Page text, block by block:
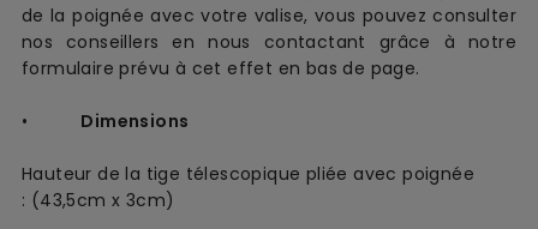
de la poignée avec votre valise, vous pouvez consulter
nos conseillers en nous contactant grâce à notre
formulaire prévu à cet effet en bas de page.
• Dimensions
Hauteur de la tige télescopique pliée avec poignée
: (43,5cm x 3cm)